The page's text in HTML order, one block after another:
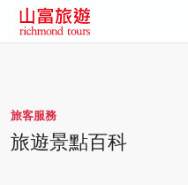
旅客服務
旅遊景點百科